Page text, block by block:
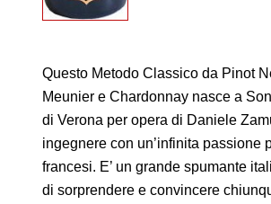
Questo Metodo Classico da Pinot
Meunier e Chardonnay nasce a
di Verona per opera di Daniele
ingegnere con un’infinita passione
francesi. E’ un grande spumante
di sorprendere e convincere